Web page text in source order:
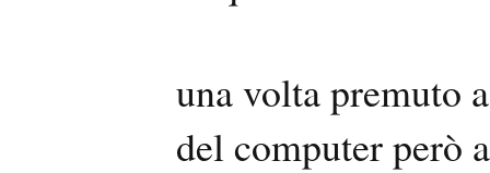
una volta premuto
del computer però